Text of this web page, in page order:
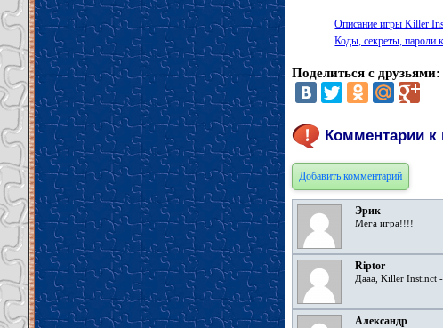
Описание игры Killer
Коды, секреты, пароли
Поделиться с друзьями:
Комментарии к
Добавить комментарий
Эрик
Мега игра!!!!
Riptor
Дааа, Killer Instinct -
Александр